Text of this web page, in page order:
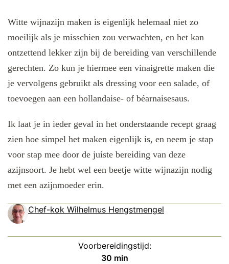
Witte wijnazijn maken is eigenlijk helemaal niet zo
moeilijk als je misschien zou verwachten, en het kan
ontzettend lekker zijn bij de bereiding van verschillende
gerechten. Zo kun je hiermee een vinaigrette maken die
je vervolgens gebruikt als dressing voor een salade, of
toevoegen aan een hollandaise- of béarnaisesaus.
Ik laat je in ieder geval in het onderstaande recept graag
zien hoe simpel het maken eigenlijk is, en neem je stap
voor stap mee door de juiste bereiding van deze
azijnsoort. Je hebt wel een beetje witte wijnazijn nodig
met een azijnmoeder erin.
Chef-kok Wilhelmus Hengstmengel
Voorbereidingstijd:
30minuten
min